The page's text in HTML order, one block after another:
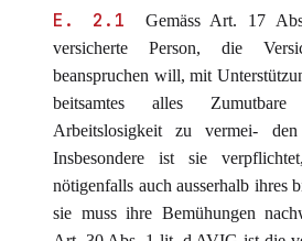
E. 2.1
Gemäss Art. 17
versicherte Person, die
beanspruchen will, mit
beitsamtes alles
Arbeitslosigkeit zu vermei-
Insbesondere ist sie
nötigenfalls auch ausserhalb ihres
sie muss ihre Bemühungen